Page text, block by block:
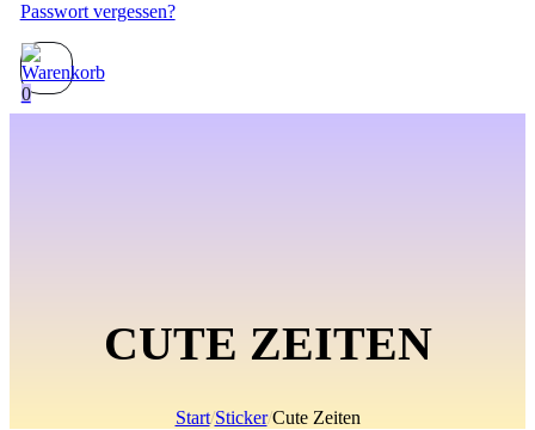
Passwort vergessen?
0
CUTE ZEITEN
Start/Sticker/Cute Zeiten